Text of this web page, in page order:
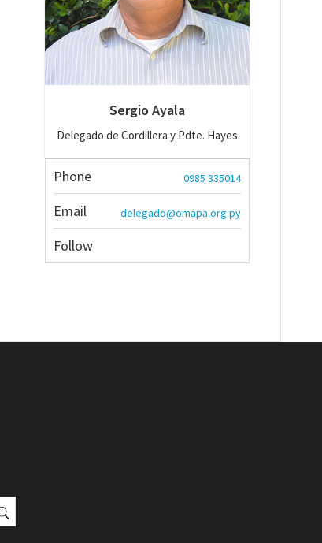
Sergio Ayala
Delegado de Cordillera y Pdte. Hayes
Phone 0985 335014
Email delegado@omapa.org.py
Follow